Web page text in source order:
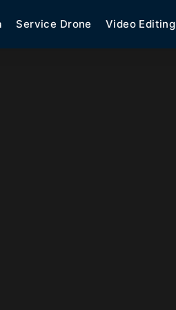
Service Drone Video Editing